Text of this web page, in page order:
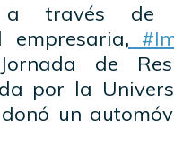
a través
empresaria,
de
por la
un